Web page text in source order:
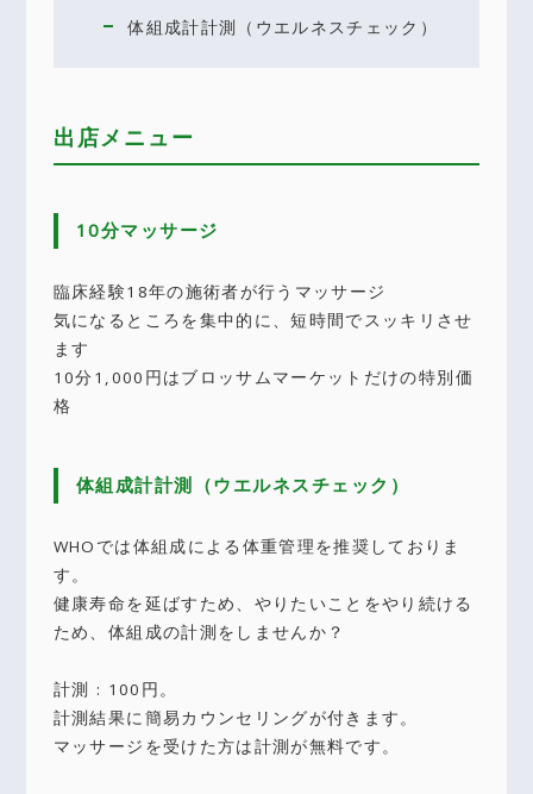
体組成計計測（ウエルネスチェック）
出店メニュー
10分マッサージ
臨床経験18年の施術者が行うマッサージ
気になるところを集中的に、短時間でスッキリさせ
ます
10分1,000円はブロッサムマーケットだけの特別価
格
体組成計計測（ウエルネスチェック）
WHOでは体組成による体重管理を推奨しておりま
す。
健康寿命を延ばすため、やりたいことをやり続ける
ため、体組成の計測をしませんか？
計測 : 100円。
計測結果に簡易カウンセリングが付きます。
マッサージを受けた方は計測が無料です。